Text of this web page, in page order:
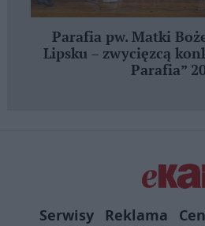
Parafia pw. Matki
Lipsku – zwycięzcą
Parafia”
Serwisy Reklama